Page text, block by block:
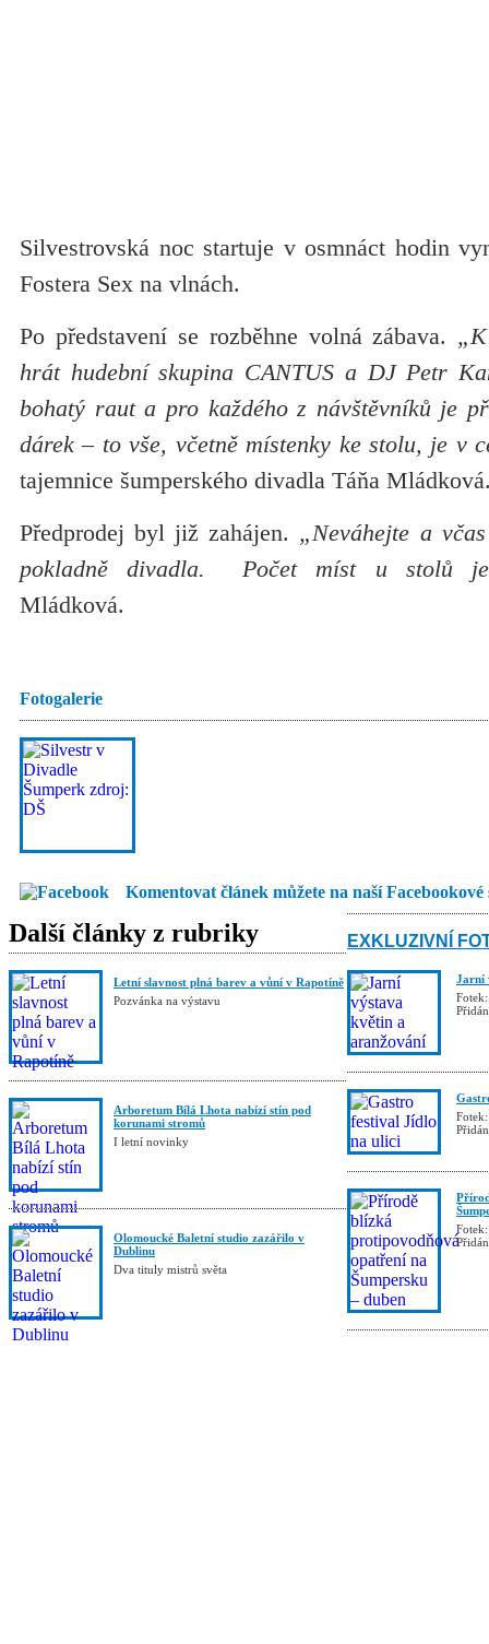
Silvestrovská noc startuje v osmnáct hodin
Fostera Sex na vlnách.
Po představení se rozběhne volná zábava.
hrát hudební skupina CANTUS a DJ Petr
bohatý raut a pro každého z návštěvníků je
dárek – to vše, včetně místenky ke stolu, je v
tajemnice šumperského divadla Táňa
Předprodej byl již zahájen. „Neváhejte a
pokladně divadla. Počet míst u stolů je
Mládková.
Fotogalerie
Komentovat článek můžete na naší Facebookové
Další články z rubriky
Letní slavnost plná barev a vůní v Rapotíně
Pozvánka na výstavu
Arboretum Bílá Lhota nabízí stín pod
korunami stromů
I letní novinky
Olomoucké Baletní studio zazářilo v
Dublinu
Dva tituly mistrů světa
EXKLUZIVNÍ
Jarní